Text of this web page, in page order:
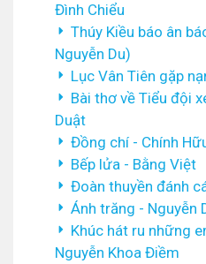
Đình Chiểu
Thúy Kiều báo ân
Nguyễn Du)
Lục Vân Tiên gặp
Bài thơ về Tiểu đội
Duật
Đồng chí - Chính
Bếp lửa - Bằng Việt
Đoàn thuyền đánh
Ánh trăng - Nguyễn
Khúc hát ru những
Nguyễn Khoa Điềm